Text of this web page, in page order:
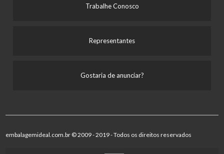
Trabalhe Conosco
Representantes
Gostaria de anunciar?
embalagemideal.com.br © 2009 - 2019 - Todos os direitos reservados